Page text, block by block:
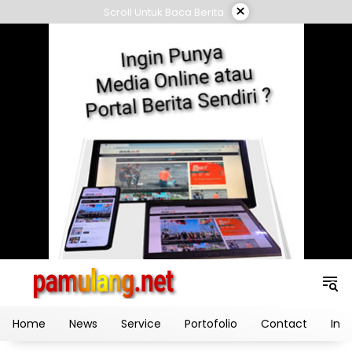
to
Scroll Untuk Baca Berita ×
Home News Service Portofolio Contact